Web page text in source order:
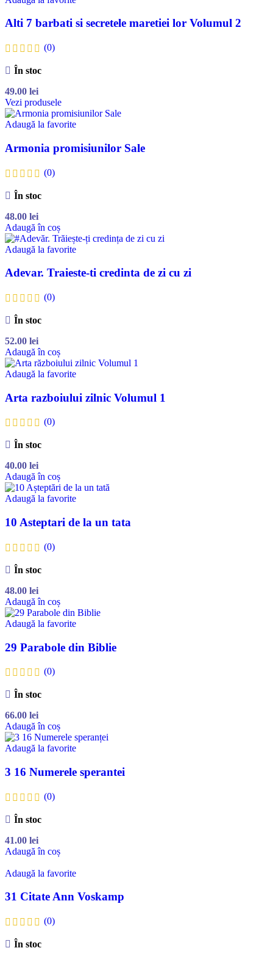
Alti 7 barbati si secretele maretiei lor Volumul 2
(0)
În stoc
49.00 lei
Vezi produsele
Adaugă la favorite
Armonia promisiunilor Sale
(0)
În stoc
48.00 lei
Adaugă în coș
Adaugă la favorite
Adevar. Traieste-ti credinta de zi cu zi
(0)
În stoc
52.00 lei
Adaugă în coș
Adaugă la favorite
Arta razboiului zilnic Volumul 1
(0)
În stoc
40.00 lei
Adaugă în coș
Adaugă la favorite
10 Asteptari de la un tata
(0)
În stoc
48.00 lei
Adaugă în coș
Adaugă la favorite
29 Parabole din Biblie
(0)
În stoc
66.00 lei
Adaugă în coș
Adaugă la favorite
3 16 Numerele sperantei
(0)
În stoc
41.00 lei
Adaugă în coș
Adaugă la favorite
31 Citate Ann Voskamp
(0)
În stoc